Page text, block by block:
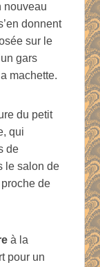
nouveau
donnent
sur le
gars
machette.
du petit
qui
de
le salon de
de
à la
pour un